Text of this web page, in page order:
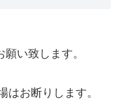
い致します。
はお断りします。